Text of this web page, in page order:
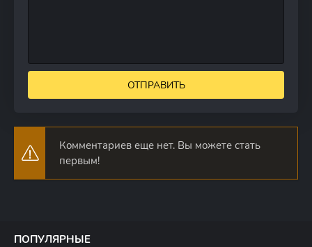
ОТПРАВИТЬ
Комментариев еще нет. Вы можете стать
первым!
ПОПУЛЯРНЫЕ